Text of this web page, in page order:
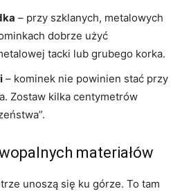
– przy szklanych, metalowych
dobrze użyć
tacki lub grubego korka.
– kominek nie powinien stać przy
Zostaw kilka centymetrów
materiałów
unoszą się ku górze. To tam